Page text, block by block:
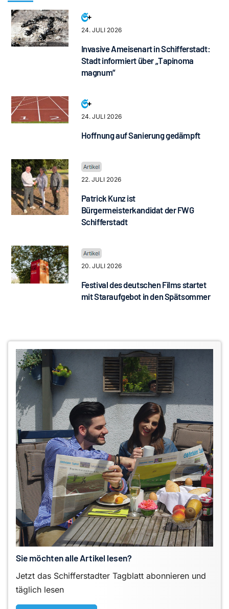
24. JULI 2026
Invasive Ameisenart in Schifferstadt:
Stadt informiert über „Tapinoma
magnum“
24. JULI 2026
Hoffnung auf Sanierung gedämpft
22. JULI 2026
Patrick Kunz ist
Bürgermeisterkandidat der FWG
Schifferstadt
20. JULI 2026
Festival des deutschen Films startet
mit Staraufgebot in den Spätsommer
Sie möchten alle Artikel lesen?
Jetzt das Schifferstadter Tagblatt abonnieren und
täglich lesen